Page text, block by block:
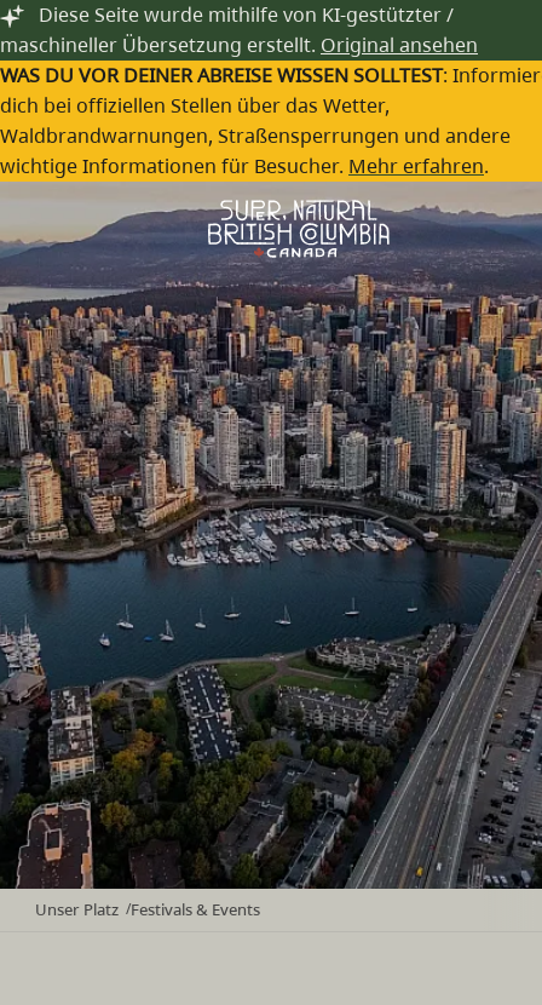
Zum Hauptinhalt springen
Diese Seite wurde mithilfe von KI-gestützter /
maschineller Übersetzung erstellt. Original ansehen
WAS DU VOR DEINER ABREISE WISSEN SOLLTEST:
dich bei offiziellen Stellen über das Wetter,
Waldbrandwarnungen, Straßensperrungen und andere
wichtige Informationen für Besucher. Mehr erfahren.
Festivals & Events
Das ganze Jahr über veranstalten Gemeinden in British
Columbia eine Vielzahl von Veranstaltungen, die Essen,
Trinken, Kultur, Kunst und vieles mehr feiern.
Unser Platz /Festivals & Events